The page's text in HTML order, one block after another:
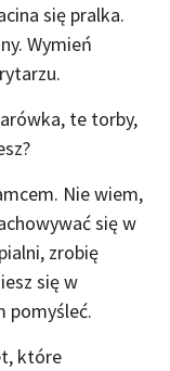
się pralka.
Wymień
te torby,
Nie wiem,
się w
zrobię
się w
pomyśleć.
które